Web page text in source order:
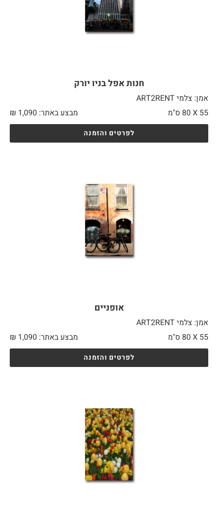
חנות אפל בניו יורק
אמן: צלמי ART2RENT
55 X
מבצע באתר: ₪ 1,090
לפרטים והזמנה
אופניים
אמן: צלמי ART2RENT
55 X
מבצע באתר: ₪ 1,090
לפרטים והזמנה